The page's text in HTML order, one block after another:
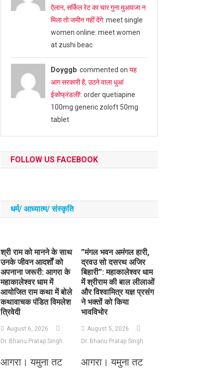
ऐलान, सर्किल रेट का चार गुना मुआवजा न
मिला तो जमीन नहीं देंगे: meet single
women online: meet women
at zushi beac
Doyggbcommented on यह
आग सरकारी है, उठने वाला धुआं
ईकोफ्रंडली!: order quetiapine
100mg generic zoloft 50mg
tablet
FOLLOW US FACEBOOK
धर्म/ आध्‍यात्‍म/ संस्‍कृति
​श्री राम को मानने के साथ
उनके जीवन आदर्शों को
अपनाना जरूरी: आगरा के
महाकालेश्वर धाम में
आयोजित राम कथा में बोले
कथावाचक पंडित विमलेश
त्रिवेदी
August 6, 2026
Dr. Bhanu Pratap Singh
आगरा। यमुना तट
​”मंगल भवन अमंगल हारी,
द्रवउ सो दसरथ अजिर
बिहारी”: महाकालेश्वर धाम
में श्रीराम की बाल लीलाओं
और विश्वामित्र यज्ञ प्रसंग
ने भक्तों को किया
भावविभोर
August 5, 2026
Dr. Bhanu Pratap Singh
आगरा। यमुना तट